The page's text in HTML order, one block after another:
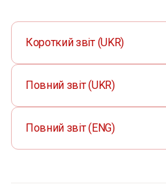
Короткий звіт (UKR)
Повний звіт (UKR)
Повний звіт (ENG)